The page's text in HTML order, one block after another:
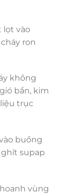
lọt vào
ron
không
bẩn, kim
trục
buồng
supap
vùng